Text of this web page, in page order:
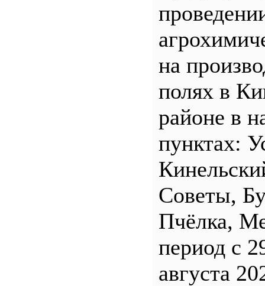
на
полях в
районе в
пунктах:
Советы,
Пчёлка,
период с
августа